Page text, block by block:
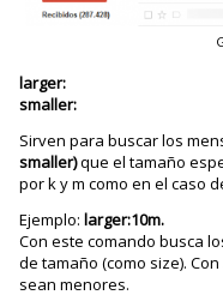
larger:
smaller:
Sirven para buscar los
smaller)que el tamaño
por k y m como en el caso
Ejemplo: larger:10m.
Con este comando busca
de tamaño (como size). Con
sean menores.